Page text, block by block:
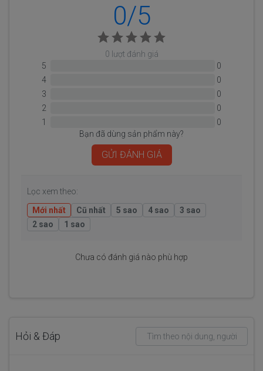
0/5
0 lượt đánh giá
5
0
4
0
3
0
2
0
1
0
Bạn đã dùng sản phẩm này?
GỬI ĐÁNH GIÁ
Lọc xem theo:
Mới nhất
Cũ nhất 5 sao 4 sao
3 sao
2 sao
1 sao
Chưa có đánh giá nào phù hợp
Hỏi & Đáp